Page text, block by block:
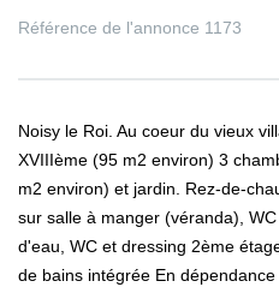
Référence de l'annonce 1173
Noisy le Roi. Au coeur du vieux
XVIIIème (95 m2 environ) 3
m2 environ) et jardin. Rez-de-
sur salle à manger (véranda),
d'eau, WC et dressing 2ème
de bains intégrée En